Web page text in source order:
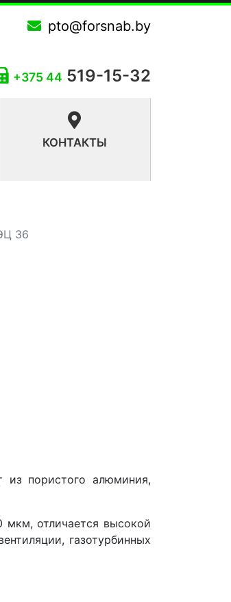
pto@forsnab.by
+375 44 519-15-32
КОНТАКТЫ
36
пористого алюминия,
отличается высокой
газотурбинных